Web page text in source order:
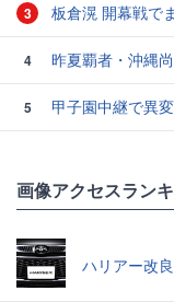
3 板倉滉 開幕戦で
4 昨夏覇者・沖縄
5
甲子園中継で異
画像アクセスラン
ハリアー改